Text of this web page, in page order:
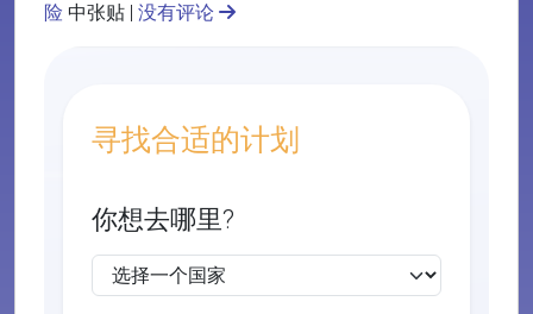
险 中张贴 | 没有评论
寻找合适的计划
你想去哪里?